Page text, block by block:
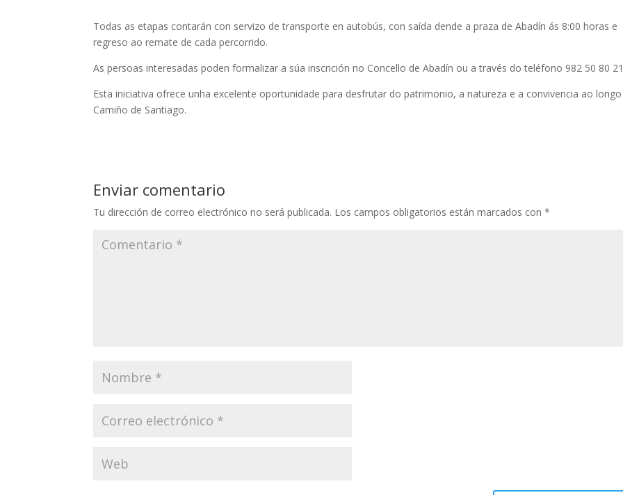
Todas as etapas contarán con servizo de transporte en autobús, con saída dende a praza de Abadín ás 8:00 horas e
regreso ao remate de cada percorrido.
As persoas interesadas poden formalizar a súa inscrición no Concello de Abadín ou a través do teléfono 982 50 80
Esta iniciativa ofrece unha excelente oportunidade para desfrutar do patrimonio, a natureza e a convivencia ao
Camiño de Santiago.
Enviar comentario
Tu dirección de correo electrónico no será publicada. Los campos obligatorios están marcados con*